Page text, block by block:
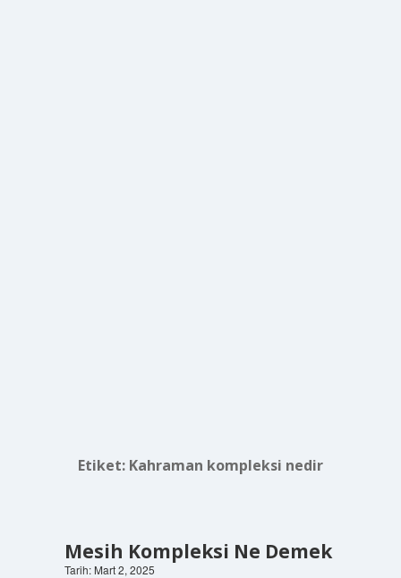
Etiket: Kahraman kompleksi nedir
Mesih Kompleksi Ne Demek
Tarih: Mart 2, 2025